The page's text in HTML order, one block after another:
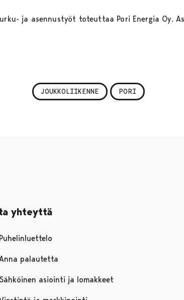
ja asennustyöt toteuttaa Pori Energia Oy.
JOUKKOLIIKENNE PORI
yhteyttä
Puhelinluettelo
palautetta
Sähköinen asiointi ja lomakkeet